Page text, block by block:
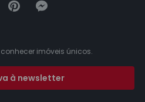
imóveis únicos.
à newsletter